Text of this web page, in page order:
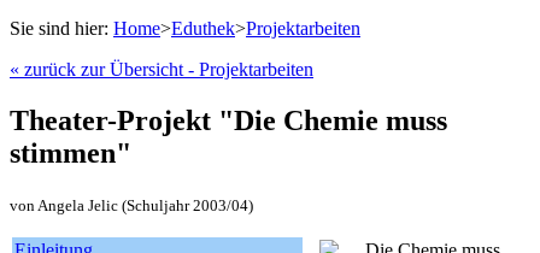
Sie sind hier: Home>Eduthek>Projektarbeiten
« zurück zur Übersicht - Projektarbeiten
Theater-Projekt "Die Chemie muss
stimmen"
von Angela Jelic (Schuljahr 2003/04)